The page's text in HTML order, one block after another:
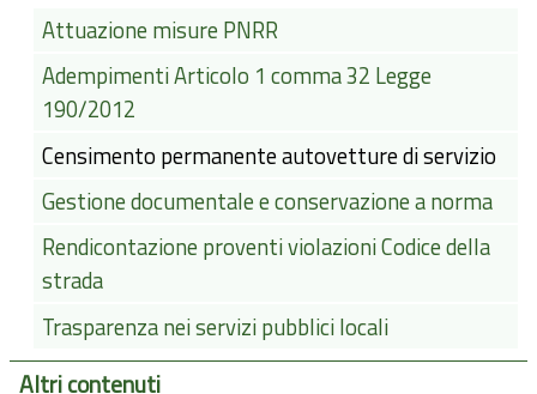
Attuazione misure PNRR
Adempimenti Articolo 1 comma 32 Legge
190/2012
Censimento permanente autovetture di servizio
Gestione documentale e conservazione a norma
Rendicontazione proventi violazioni Codice della
strada
Trasparenza nei servizi pubblici locali
Altri contenuti